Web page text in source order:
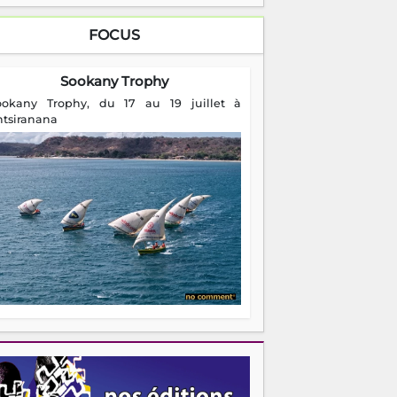
FOCUS
Sookany Trophy
Trophy, du 17 au 19 juillet à